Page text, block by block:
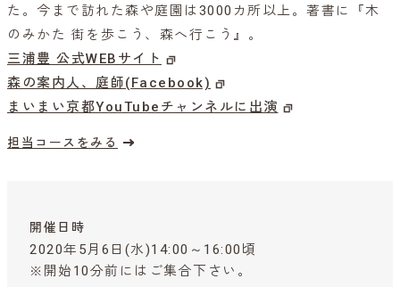
た。今まで訪れた森や庭園は3000カ所以上。著書に『木
のみかた 街を歩こう、森へ行こう』。
三浦豊 公式WEBサイト
森の案内人、庭師(Facebook)
まいまい京都YouTubeチャンネルに出演
担当コースをみる
開催日時
2020年5月6日(水)14:00～16:00頃
※開始10分前にはご集合下さい。